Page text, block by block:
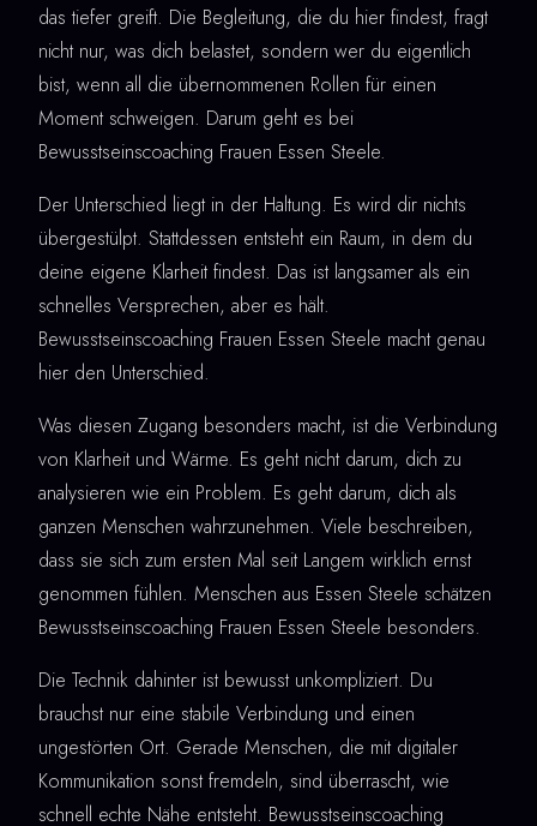
das tiefer greift. Die Begleitung, die du hier findest, fragt
nicht nur, was dich belastet, sondern wer du eigentlich
bist, wenn all die übernommenen Rollen für einen
Moment schweigen. Darum geht es bei
Bewusstseinscoaching Frauen Essen Steele.
Der Unterschied liegt in der Haltung. Es wird dir nichts
übergestülpt. Stattdessen entsteht ein Raum, in dem du
deine eigene Klarheit findest. Das ist langsamer als ein
schnelles Versprechen, aber es hält.
Bewusstseinscoaching Frauen Essen Steele macht genau
hier den Unterschied.
Was diesen Zugang besonders macht, ist die Verbindung
von Klarheit und Wärme. Es geht nicht darum, dich zu
analysieren wie ein Problem. Es geht darum, dich als
ganzen Menschen wahrzunehmen. Viele beschreiben,
dass sie sich zum ersten Mal seit Langem wirklich ernst
genommen fühlen. Menschen aus Essen Steele schätzen
Bewusstseinscoaching Frauen Essen Steele besonders.
Die Technik dahinter ist bewusst unkompliziert. Du
brauchst nur eine stabile Verbindung und einen
ungestörten Ort. Gerade Menschen, die mit digitaler
Kommunikation sonst fremdeln, sind überrascht, wie
schnell echte Nähe entsteht. Bewusstseinscoaching